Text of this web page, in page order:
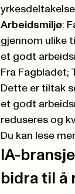
Arbeidsmiljø:
gjennom ulike
et godt
Fra Fagbladet;
Dette er tiltak
et godt
reduseres og
Du kan lese
IA-
bidra til å